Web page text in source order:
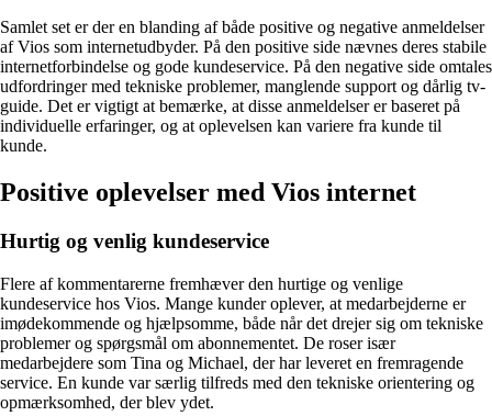
Samlet set er der en blanding af både positive og negative anmeldelser
af Vios som internetudbyder. På den positive side nævnes deres stabile
internetforbindelse og gode kundeservice. På den negative side omtales
udfordringer med tekniske problemer, manglende support og dårlig tv-
guide. Det er vigtigt at bemærke, at disse anmeldelser er baseret på
individuelle erfaringer, og at oplevelsen kan variere fra kunde til
kunde.
Positive oplevelser med Vios internet
Hurtig og venlig kundeservice
Flere af kommentarerne fremhæver den hurtige og venlige
kundeservice hos Vios. Mange kunder oplever, at medarbejderne er
imødekommende og hjælpsomme, både når det drejer sig om tekniske
problemer og spørgsmål om abonnementet. De roser især
medarbejdere som Tina og Michael, der har leveret en fremragende
service. En kunde var særlig tilfreds med den tekniske orientering og
opmærksomhed, der blev ydet.